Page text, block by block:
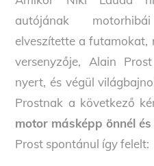
autójának
elveszítette a futamokat,
versenyzője, Alain
nyert, és végül
Prostnak a következő
motor másképp önnél
Prost spontánul így felelt: